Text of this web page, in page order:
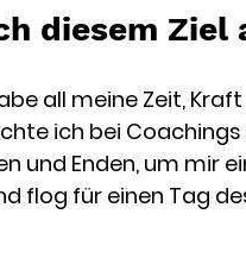
diesem Ziel
all meine Zeit,
ich bei
und Enden, um mir
flog für einen Tag